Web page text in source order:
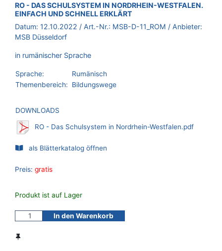
BROSCHÜRE:
RO - DAS SCHULSYSTEM IN NORDRHEIN-WESTFALEN.
EINFACH UND SCHNELL ERKLÄRT
Datum: 12.10.2022 / Art.-Nr.: MSB-D-11_ROM / Anbieter:
MSB Düsseldorf
in rumänischer Sprache
Sprache:
Rumänisch
Themenbereich:
Bildungswege
DOWNLOADS
RO - Das Schulsystem in Nordrhein-Westfalen.pdf
als Blätterkatalog öffnen
Preis: gratis
Produkt ist auf Lager
In den Warenkorb